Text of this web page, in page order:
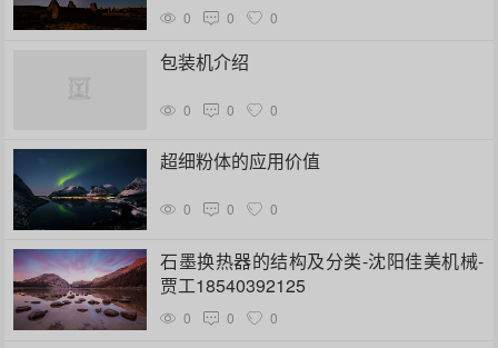
0 0 0
包装机介绍
0 0 0
超细粉体的应用价值
0 0 0
石墨换热器的结构及分类-沈阳佳美机械-
贾工18540392125
0 0 0